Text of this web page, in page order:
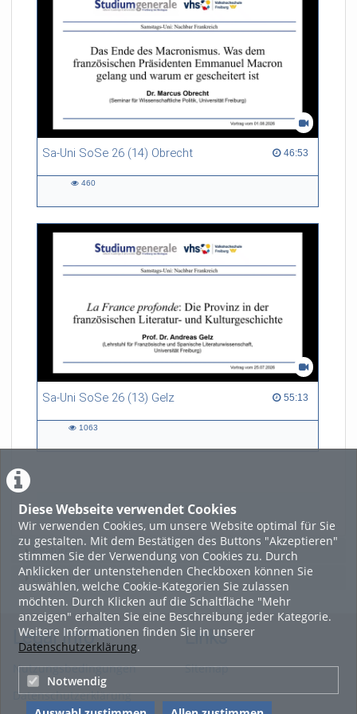
Diese Webseite verwendet Cookies
Wir verwenden Cookies, um unsere Website optimal für Sie
zu gestalten. Mit dem Bestätigen des Buttons "Akzeptieren"
stimmen Sie der Verwendung von Cookies zu. Durch
Anklicken der untenstehenden Checkboxen können Sie
auswählen, welche Cookie-Kategorien Sie zulassen
möchten. Durch Klicken auf die Schaltfläche "Mehr
anzeigen" erhalten Sie eine Beschreibung jeder Kategorie.
Weitere Informationen finden Sie in unserer
Datenschutzerklärung.
Notwendig
Sa-Uni SoSe 26 (14) Obrecht 46:53
46:53 duration
460
Sa-Uni SoSe 26 (13) Gelz 55:13
55:13 duration
1063
LADE MEHR
Featured
Beliebtheit
Legal Info
Nutzungsbedingungen
Datenschutzerklärung
Links
Sitemap